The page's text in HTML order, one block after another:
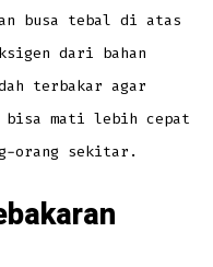
busa tebal di atas
dari bahan
terbakar agar
bisa mati lebih cepat
orang sekitar.